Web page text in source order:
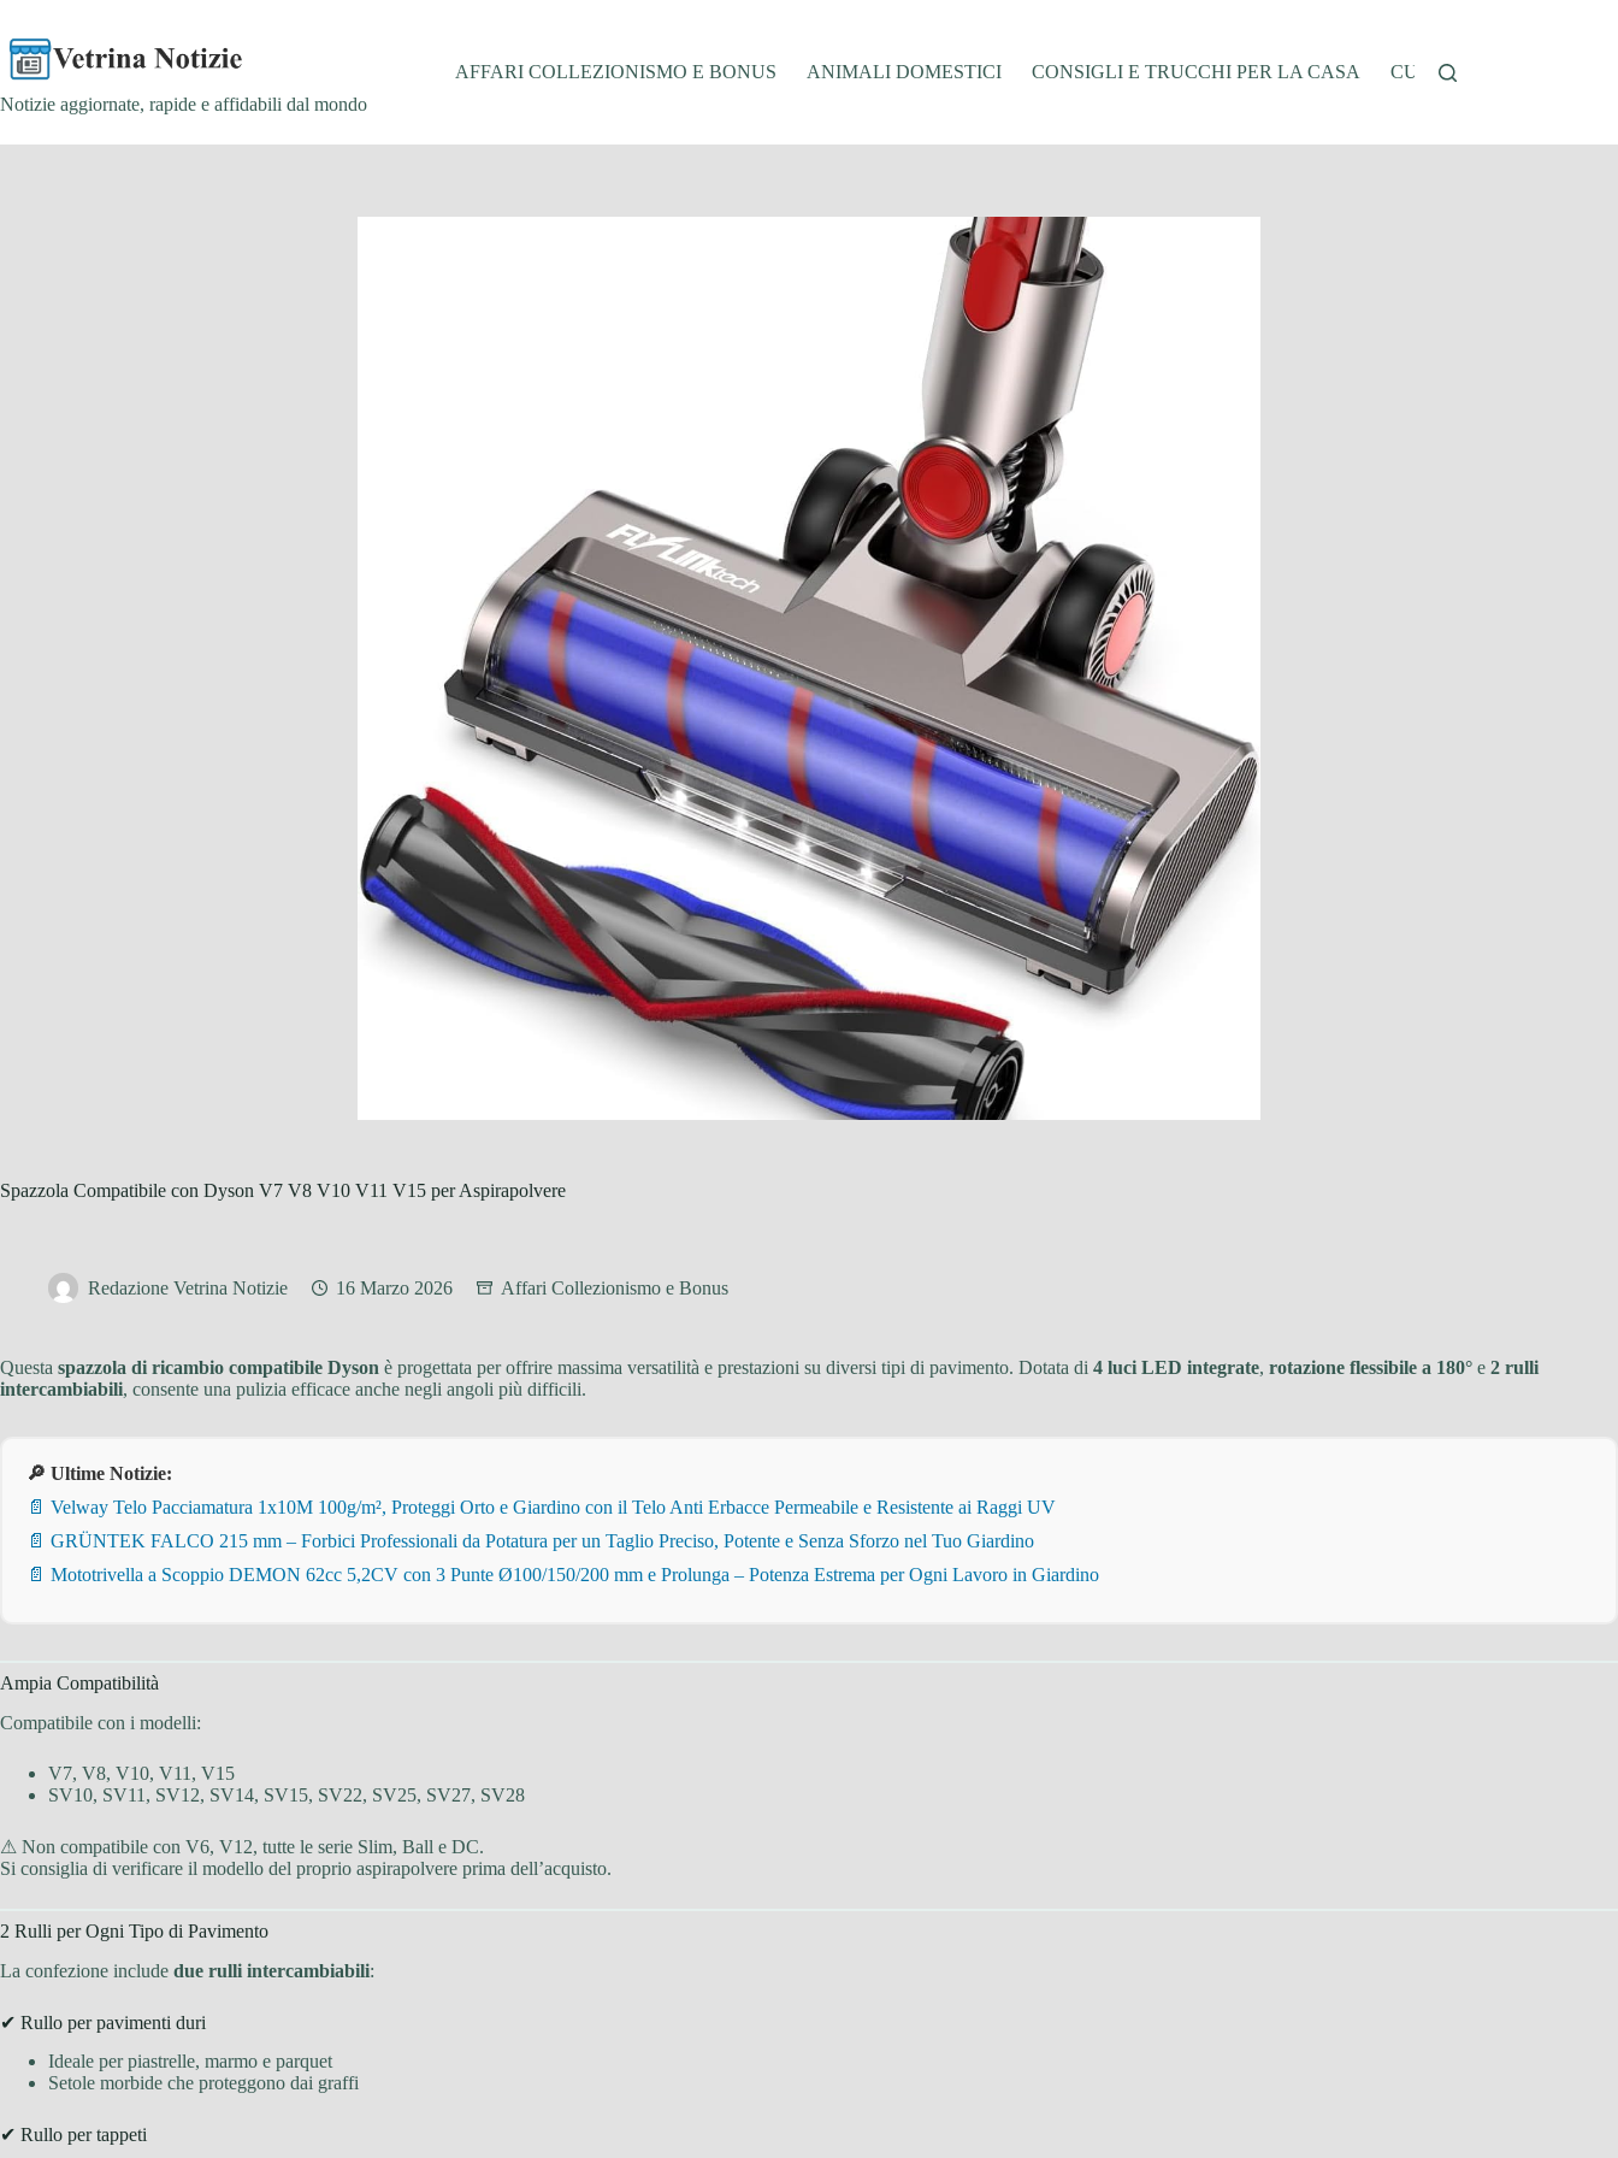
contenuto
Notizie aggiornate, rapide e affidabili dal mondo
AFFARI COLLEZIONISMO E BONUS ANIMALI DOMESTICI CONSIGLI E TRUCCHI PER LA CASA CUCINA E RICETTE
Spazzola Compatibile con Dyson V7 V8 V10 V11 V15 per Aspirapolvere
Redazione Vetrina Notizie 16 Marzo 2026 Affari Collezionismo e Bonus
Questa spazzola di ricambio compatibile Dyson è progettata per offrire massima versatilità e prestazioni su diversi tipi di pavimento. Dotata di 4 luci LED integrate, rotazione flessibile a 180° e 2 rulli
intercambiabili, consente una pulizia efficace anche negli angoli più difficili.
🔎 Ultime Notizie:
📄 Velway Telo Pacciamatura 1x10M 100g/m², Proteggi Orto e Giardino con il Telo Anti Erbacce Permeabile e Resistente ai Raggi UV
📄 GRÜNTEK FALCO 215 mm – Forbici Professionali da Potatura per un Taglio Preciso, Potente e Senza Sforzo nel Tuo Giardino
📄 Mototrivella a Scoppio DEMON 62cc 5,2CV con 3 Punte Ø100/150/200 mm e Prolunga – Potenza Estrema per Ogni Lavoro in Giardino
Ampia Compatibilità
Compatibile con i modelli:
V7, V8, V10, V11, V15
SV10, SV11, SV12, SV14, SV15, SV22, SV25, SV27, SV28
⚠ Non compatibile con V6, V12, tutte le serie Slim, Ball e DC.
Si consiglia di verificare il modello del proprio aspirapolvere prima dell’acquisto.
2 Rulli per Ogni Tipo di Pavimento
La confezione include due rulli intercambiabili:
✔ Rullo per pavimenti duri
Ideale per piastrelle, marmo e parquet
Setole morbide che proteggono dai graffi
✔ Rullo per tappeti